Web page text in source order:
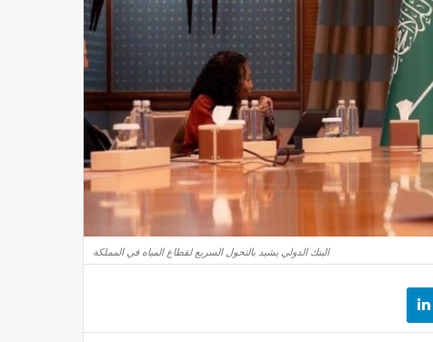
البنك الدولي يشيد بالتحول السريع لقطاع المياه في المملكة